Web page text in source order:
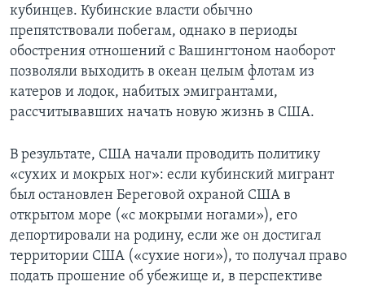
кубинцев. Кубинские власти обычно
препятствовали побегам, однако в периоды
обострения отношений с Вашингтоном наоборот
позволяли выходить в океан целым флотам из
катеров и лодок, набитых эмигрантами,
рассчитывавших начать новую жизнь в США.
В результате, США начали проводить политику
«сухих и мокрых ног»: если кубинский мигрант
был остановлен Береговой охраной США в
открытом море («с мокрыми ногами»), его
депортировали на родину, если же он достигал
территории США («сухие ноги»), то получал право
подать прошение об убежище и, в перспективе